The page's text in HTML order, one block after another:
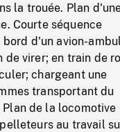
la trouée. Plan
Courte séquence
d'un avion-
de virer; en train de
chargeant une
transportant du
de la locomotive
au travail